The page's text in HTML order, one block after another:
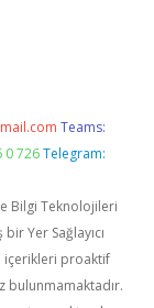
Teams:
0 726 Telegram:
Bilgi Teknolojileri
Yer Sağlayıcı
içerikleri proaktif
bulunmamaktadır.